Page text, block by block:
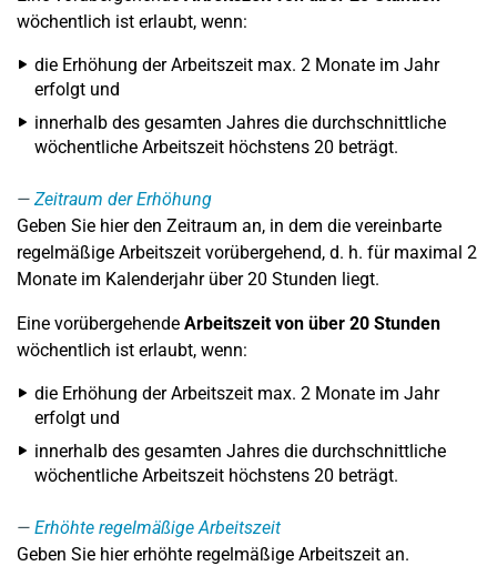
wöchentlich ist erlaubt, wenn:
die Erhöhung der Arbeitszeit max. 2 Monate im Jahr
erfolgt und
innerhalb des gesamten Jahres die durchschnittliche
wöchentliche Arbeitszeit höchstens 20 beträgt.
Zeitraum der Erhöhung
Geben Sie hier den Zeitraum an, in dem die vereinbarte
regelmäßige Arbeitszeit vorübergehend, d. h. für maximal 2
Monate im Kalenderjahr über 20 Stunden liegt.
Eine vorübergehende Arbeitszeit von über 20 Stunden
wöchentlich ist erlaubt, wenn:
die Erhöhung der Arbeitszeit max. 2 Monate im Jahr
erfolgt und
innerhalb des gesamten Jahres die durchschnittliche
wöchentliche Arbeitszeit höchstens 20 beträgt.
Erhöhte regelmäßige Arbeitszeit
Geben Sie hier erhöhte regelmäßige Arbeitszeit an.